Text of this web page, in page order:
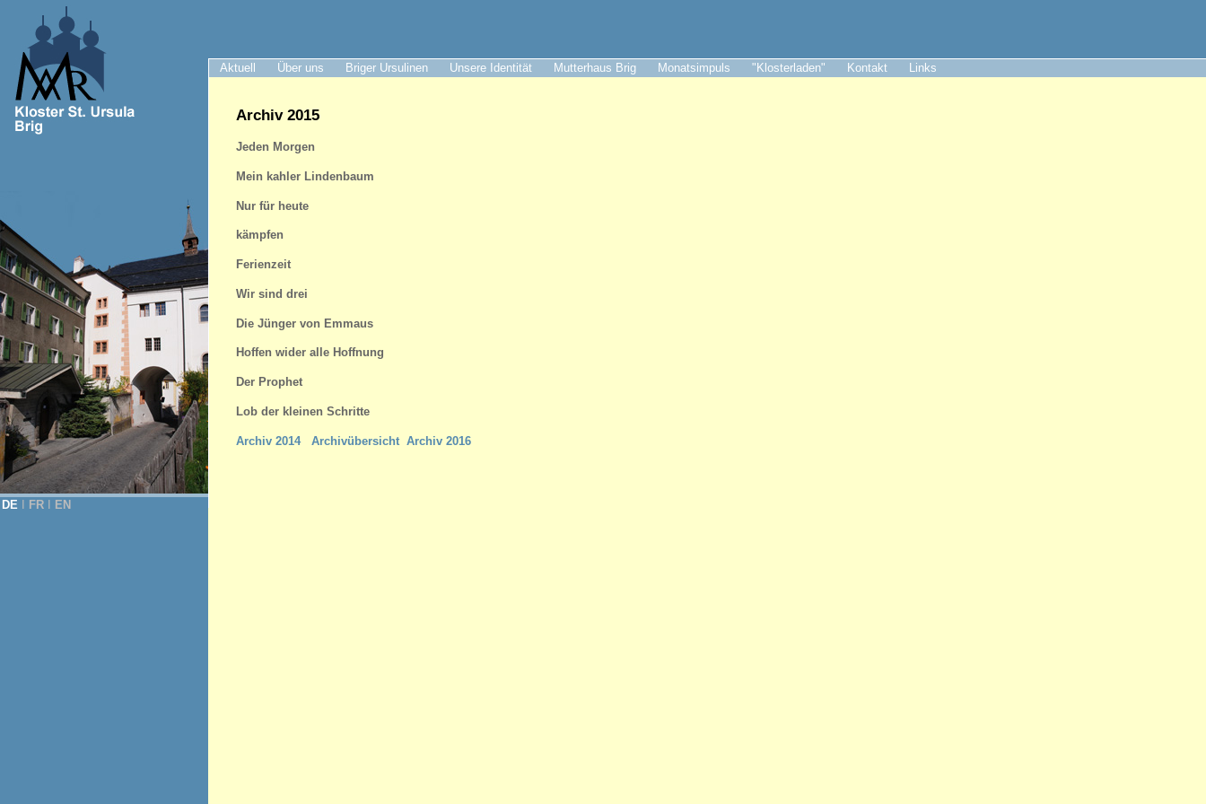
Aktuell Über uns Briger Ursulinen Unsere Identität Mutterhaus Brig Monatsimpuls "Klosterladen" Kontakt Links
DE FR EN
Archiv 2015
Jeden Morgen
Mein kahler Lindenbaum
Nur für heute
kämpfen
Ferienzeit
Wir sind drei
Die Jünger von Emmaus
Hoffen wider alle Hoffnung
Der Prophet
Lob der kleinen Schritte
Archiv 2014 Archivübersicht Archiv 2016